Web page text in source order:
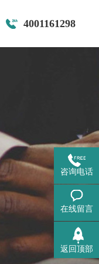
4001161298
咨询电话
在线留言
返回顶部